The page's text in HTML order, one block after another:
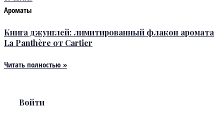
Ароматы
Книга джунглей: лимитированный флакон аромата
La Panthère от Cartier
Читать полностью »
Войти